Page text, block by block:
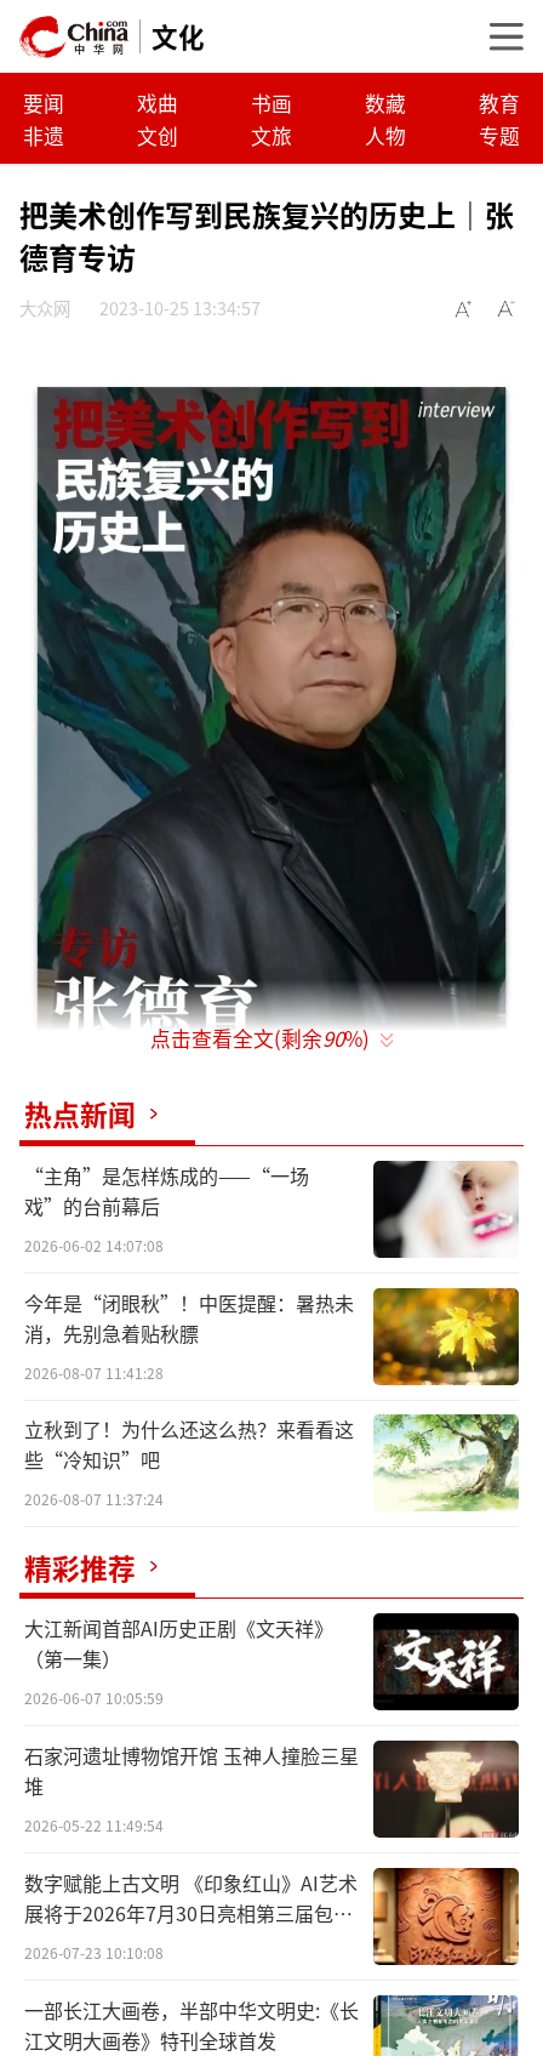
文化
要闻 戏曲 书画 数藏
教育
非遗
文创 文旅 人物 专题
把美术创作写到民族复兴的历史上｜张
德育专访
大众网 2023-10-25 13:34:57
把美术创作写到民族复兴的历史上
张德育
为中国美术培根铸魂
张德育,1960年生于内蒙古包头市。1987毕
业于内蒙古师范大学美术学院,2015年结业于清
华大学美术学院“当代艺术创作名家导师高级
油画研修班”。现为内蒙古美术家协会理事、
乌海市美术家协会名誉主席。
2017年油画作品《残雪》入选庆祝内蒙古
自治区成立七十周年首届“醉美草原,靓丽北
疆”全区美术、书法、摄影优秀作品展。
2018年油画作品《王者风范》入选第十五
届草原文化节“纪念改革开放四十周年内蒙古
自治区美术作品展”;
2022年油画作品《黄河边上的烽火台》入
选中华文化符号和中华民族形象大河奔流.内蒙
古油画《黄河主题美术作品展》。
点击查看全文(剩余90%)
热点新闻
“主角”是怎样炼成的——“一场
戏”的台前幕后
2026-06-02 14:07:08
今年是“闭眼秋”！中医提醒：暑热未
消，先别急着贴秋膘
2026-08-07 11:41:28
立秋到了！为什么还这么热？来看看这
些“冷知识”吧
2026-08-07 11:37:24
精彩推荐
大江新闻首部AI历史正剧《文天祥》
（第一集）
2026-06-07 10:05:59
石家河遗址博物馆开馆 玉神人撞脸三星
堆
2026-05-22 11:49:54
数字赋能上古文明 《印象红山》AI艺术
展将于2026年7月30日亮相第三届包头
艺博会
2026-07-23 10:10:08
一部长江大画卷，半部中华文明史:《长
江文明大画卷》特刊全球首发